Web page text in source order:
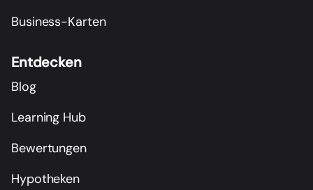
Business-Karten
Entdecken
Blog
Learning Hub
Bewertungen
Hypotheken